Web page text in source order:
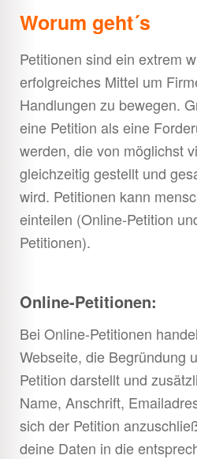
Nicht-
Dialoge
Petitionen
Theater
Worum geht´s
Petitionen sind ein extrem
erfolgreiches Mittel um
Handlungen zu bewegen.
eine Petition als eine
werden, die von möglichst
gleichzeitig gestellt und
wird. Petitionen kann
einteilen (Online-Petition
Petitionen).
Online-Petitionen:
Bei Online-Petitionen
Webseite, die Begründung
Petition darstellt und
Name, Anschrift,
sich der Petition
deine Daten in die